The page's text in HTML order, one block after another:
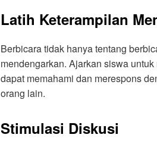
Latih Keterampilan
Berbicara tidak hanya tentang
mendengarkan. Ajarkan siswa
dapat memahami dan merespons
orang lain.
Stimulasi Diskusi